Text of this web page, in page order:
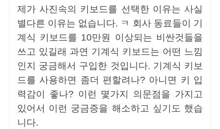
제가 사진속의 키보드를 선택한 이유는 사실
별다른 이유는 없습니다. ㅋ 회사 동료들이 기
계식 키보드를 10만원 이상되는 비싼것들을
쓰고 있길래 과연 기계식 키보드는 어떤 느낌
인지 궁금해서 구입한 것입니다. 기계식 키보
드를 사용하면 좀더 편할려나? 아니면 키 입
력감이 좋나? 이런 몇가지 의문점을 가지고
있어서 이런 궁금증을 해소하고 싶기도 했습
니다.